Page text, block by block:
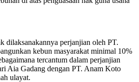
dilaksanakannya perjanjian oleh PT.
kebun masyarakat minimal 10%
tercantum dalam perjanjian
Aia Gadang dengan PT. Anam Koto
ulayat.